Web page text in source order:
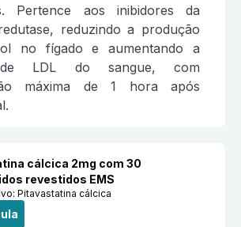
Pertence aos inibidores da
reduzindo a produção
no fígado e aumentando a
de LDL do sangue, com
máxima de 1 hora após
cálcica 2mg com 30
revestidos EMS
Pitavastatina cálcica